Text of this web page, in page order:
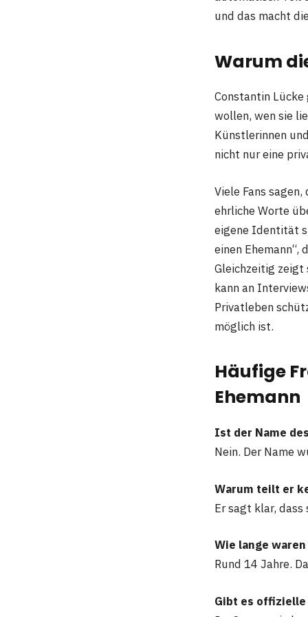
und das macht
Warum
Constantin Lücke
wollen, wen sie
Künstlerinnen
nicht nur eine
Viele Fans
ehrliche Worte
eigene Identität
einen Ehemann“,
Gleichzeitig zeigt
kann an
Privatleben
möglich ist.
Häufige
Ehemann
Ist der Name
Nein. Der Name
Warum teilt er
Er sagt klar,
Wie lange
Rund 14 Jahre.
Gibt es offizielle